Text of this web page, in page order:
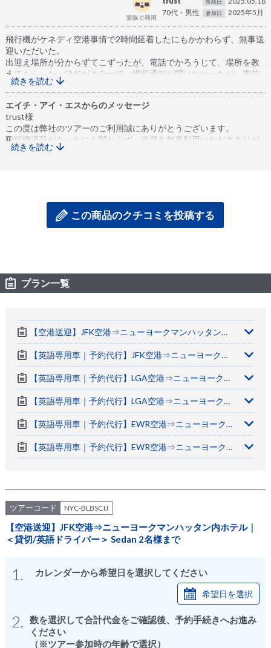
70代・男性
投稿日
参加日 2025年5月
飛行機がケネディ空港事情で2時間延着したにもかかわらず、無事送
迎いただいた。
出迎え場所が分からずてこずったが、電話でかろうじて、場所を教
えてもらった。SMSがエラーで、場所通知が開けなかったが、事前
にメ−ルで、出迎え場所を連絡する事務が必要と思った。
続きを読む
エイチ・アイ・エスからのメッセージ
trust様
この度は弊社のツアーのご利用誠にありがとうございます。
飛行機遅延があったにも関わらず、送迎を無事利用いただきありが
とうございました。
続きを読む
この商品のクチコミを投稿する
プラン一覧
【空港送迎】JFK空港⇒ニューヨークマンハッタン内ホテル｜ ＜貸切/英語ドライバー＞ Sedan 2名様まで
【英語専用車｜予約代行】JFK空港⇒ニューヨークマンハッタン内ホテル｜片道 Van/SUV 5名様まで
【英語専用車｜予約代行】LGA空港⇒ニューヨークマンハッタン内ホテル｜片道 Sedan 2名様まで
【英語専用車｜予約代行】LGA空港⇒ニューヨークマンハッタン内ホテル｜片道 Van/SUV 5名様まで
【英語専用車｜予約代行】EWR空港⇒ニューヨークマンハッタン内ホテル｜片道 Sedan 2名様まで
【英語専用車｜予約代行】EWR空港⇒ニューヨークマンハッタン内ホテル｜片道 Van/SUV 5名様まで
ツアーコード NYC-BLBSCIJ
【空港送迎】JFK空港⇒ニューヨークマンハッタン内ホテル｜
＜貸切/英語ドライバー＞ Sedan 2名様まで
1. カレンダーから希望日を選択してください
希望日を選択
2.
数を選択して合計代金をご確認後、予約手続きへお進み
ください
（※ツアー参加時の年齢で選択）